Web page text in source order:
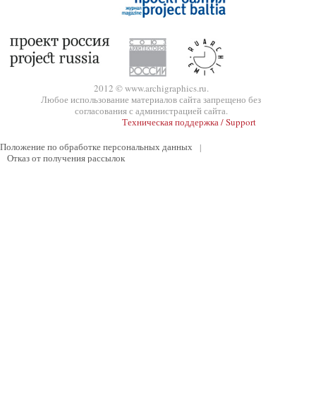
2012 © www.archigraphics.ru.
Любое использование материалов сайта запрещено без
согласования с администрацией сайта.
Техническая поддержка / Support
Положение по обработке персональных данных
|
Отказ от получения рассылок